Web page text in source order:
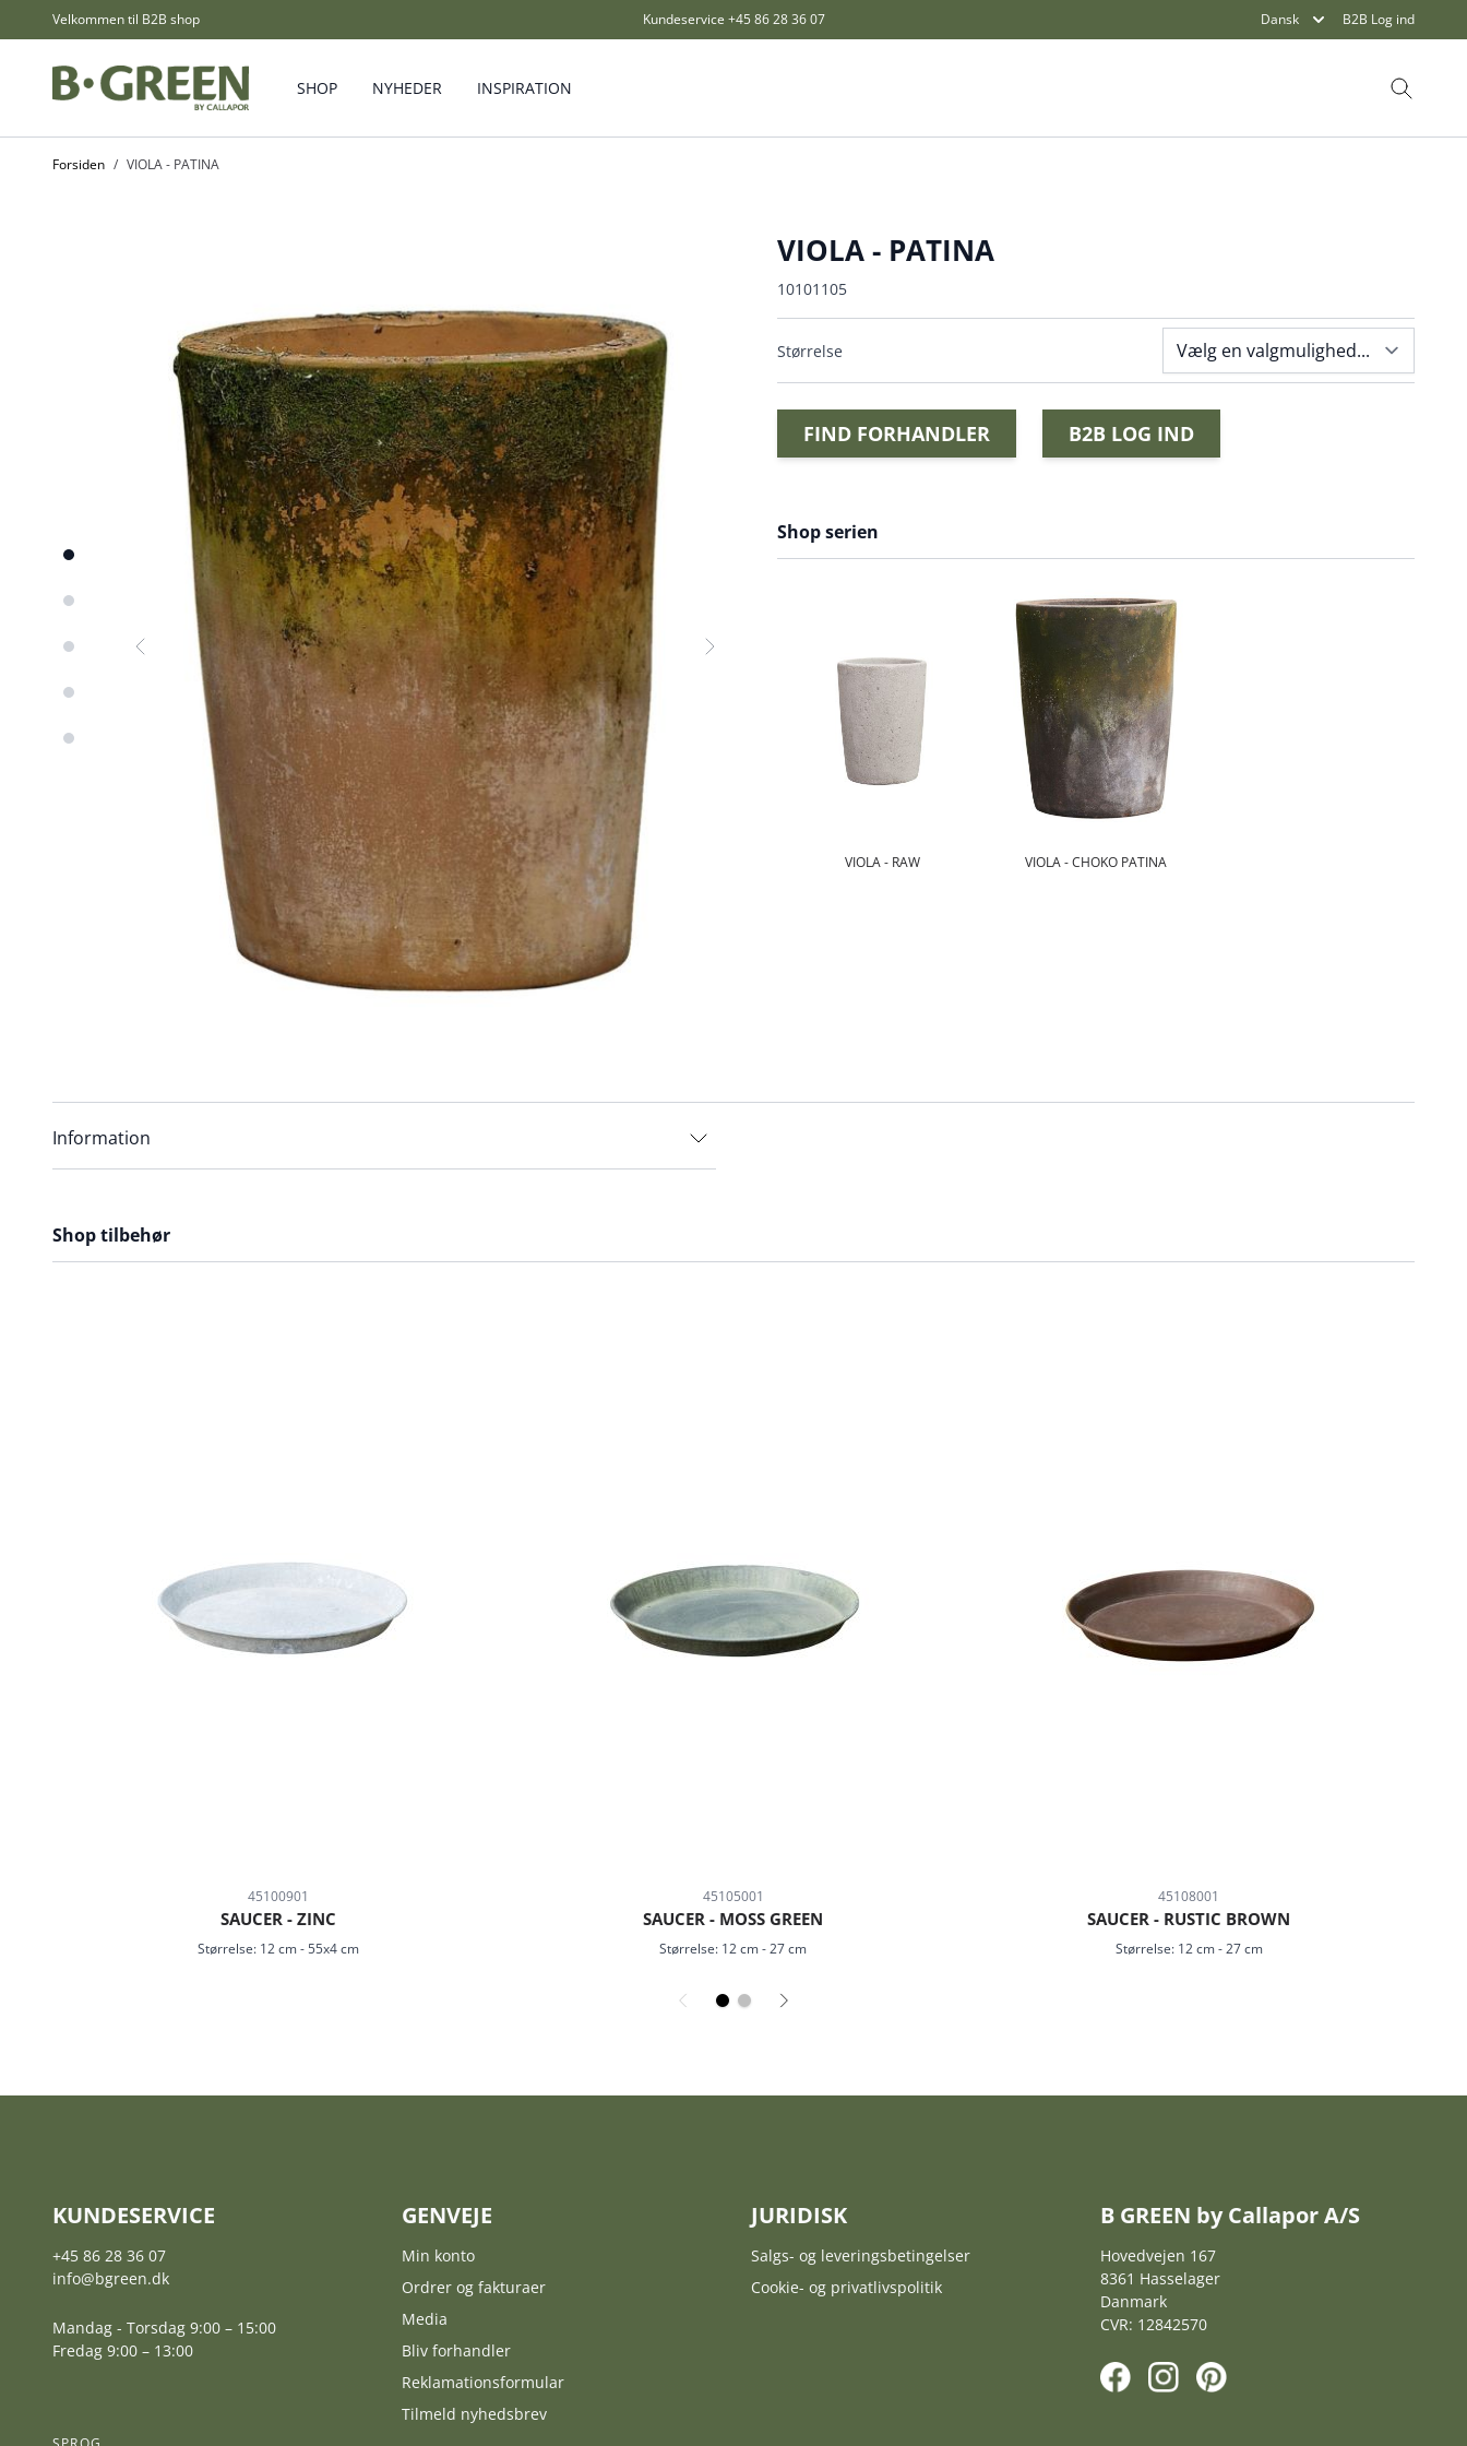
Skip to ContentVelkommen til B2B shop Kundeservice +45 86 28 36 07 Dansk B2B Log ind
SHOP NYHEDER INSPIRATION Søg
Forsiden / VIOLA - PATINA
VIOLA - PATINA
10101105
Størrelse
FIND FORHANDLER B2B LOG IND
Shop serien
VIOLA - RAW VIOLA - CHOKO PATINA
Information
Shop tilbehør
45100901
SAUCER - ZINC
Størrelse: 12 cm-55x4 cm
45105001
SAUCER - MOSS GREEN
Størrelse: 12 cm -27 cm
45108001
SAUCER - RUSTIC BROWN
Størrelse: 12 cm-27 cm
KUNDESERVICE
+45 86 28 36 07
info@bgreen.dk
Mandag - Torsdag 9:00 – 15:00
Fredag 9:00 – 13:00
GENVEJE
Min konto
Ordrer og fakturaer
Media
Bliv forhandler
Reklamationsformular
Tilmeld nyhedsbrev
JURIDISK
Salgs- og leveringsbetingelser
Cookie- og privatlivspolitik
B GREEN by Callapor A/S
Hovedvejen 167
8361 Hasselager
Danmark
CVR: 12842570
F I P